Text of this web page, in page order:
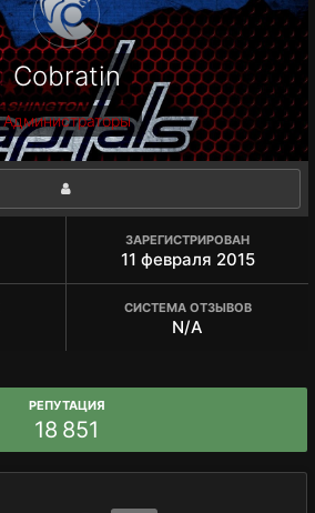
Cobratin
Администраторы
ЗАРЕГИСТРИРОВАН
11 февраля 2015
СИСТЕМА ОТЗЫВОВ
N/A
РЕПУТАЦИЯ
18 851